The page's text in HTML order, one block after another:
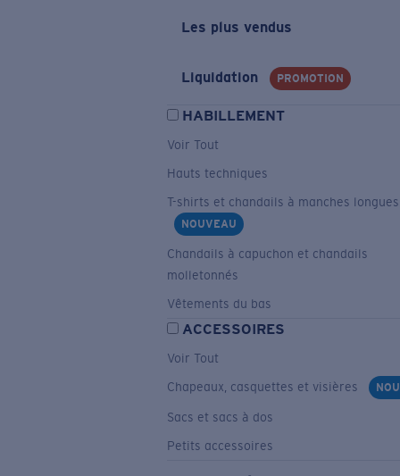
Les plus vendus
Liquidation PROMOTION
HABILLEMENT
Voir Tout
Hauts techniques
T-shirts et chandails à manches longues
NOUVEAU
Chandails à capuchon et chandails
molletonnés
Vêtements du bas
ACCESSOIRES
Voir Tout
Chapeaux, casquettes et visières
Sacs et sacs à dos
Petits accessoires